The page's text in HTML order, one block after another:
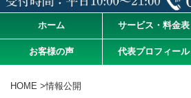
ホーム サービス・料金表
お客様の声 代表プロフィール
HOME >情報公開